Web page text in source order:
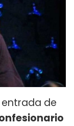
de